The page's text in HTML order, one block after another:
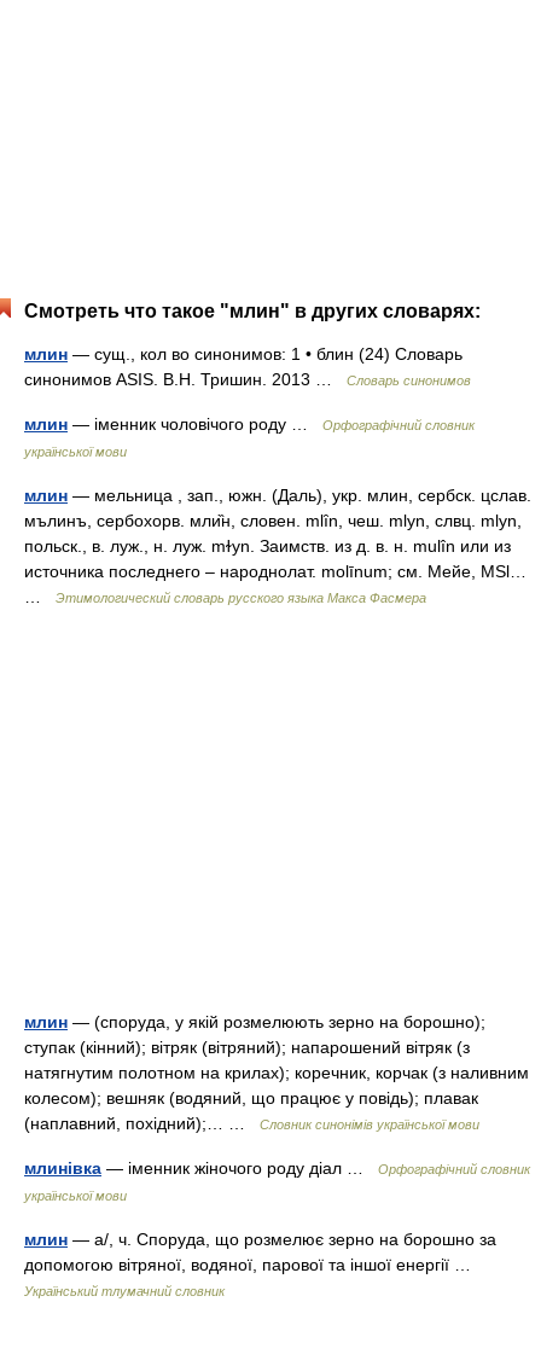
Смотреть что такое "млин" в других словарях:
млин — сущ., кол во синонимов: 1 • блин (24) Словарь
синонимов ASIS. В.Н. Тришин. 2013 …
Словарь синонимов
млин — іменник чоловічого роду …
Орфографічний словник
української мови
млин — мельница , зап., южн. (Даль), укр. млин, сербск. цслав.
мълинъ, сербохорв. мли̏н, словен. mlȋn, чеш. mlyn, слвц. mlyn,
польск., в. луж., н. луж. mɫyn. Заимств. из д. в. н. mulîn или из
источника последнего – народнолат. molīnum; см. Мейе, МSl…
Этимологический словарь русского языка Макса Фасмера
млин — (споруда, у якій розмелюють зерно на борошно);
ступак (кінний); вітряк (вітряний); напарошений вітряк (з
натягнутим полотном на крилах); коречник, корчак (з наливним
колесом); вешняк (водяний, що працює у повідь); плавак
(наплавний, похідний);… …
Словник синонімів української мови
млинівка — іменник жіночого роду діал …
Орфографічний словник
української мови
млин — а/, ч. Споруда, що розмелює зерно на борошно за
допомогою вітряної, водяної, парової та іншої енергії …
Український тлумачний словник